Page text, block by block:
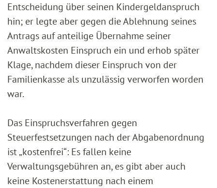
Entscheidung über seinen Kindergeldanspruch
hin; er legte aber gegen die Ablehnung seines
Antrags auf anteilige Übernahme seiner
Anwaltskosten Einspruch ein und erhob später
Klage, nachdem dieser Einspruch von der
Familienkasse als unzulässig verworfen worden
war.
Das Einspruchsverfahren gegen
Steuerfestsetzungen nach der Abgabenordnung
ist „kostenfrei“: Es fallen keine
Verwaltungsgebühren an, es gibt aber auch
keine Kostenerstattung nach einem